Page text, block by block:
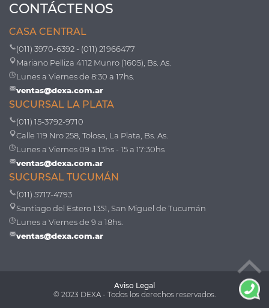
CONTÁCTENOS
CASA CENTRAL
(011) 3970-6392 - (011) 21966477
Mariano Pelliza 4112 Munro (1605), Bs. As.
Lunes a Viernes de 8:30 a 17hs.
ventas@dexa.com.ar
SUCURSAL LA PLATA
(011) 15-3792-9710
Calle 119 Nro 258, Tolosa, La Plata, Bs. As.
Lunes a Viernes 09 a 13hs - 15 a 17:30hs
ventas@dexa.com.ar
SUCURSAL TUCUMÁN
(011) 5717-4793
Santiago del Estero 1351, San Miguel de Tucumán
Lunes a Viernes de 9 a 18hs.
ventas@dexa.com.ar
Aviso Legal
© 2023 DEXA - Todos los derechos reservados.